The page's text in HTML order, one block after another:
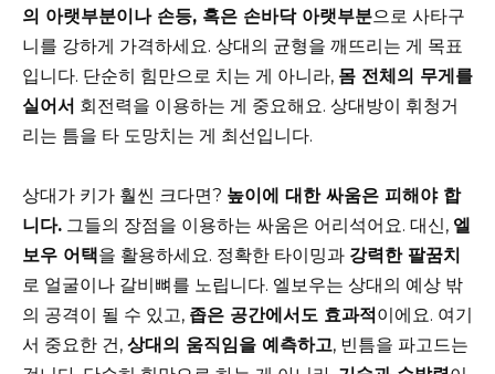
의 아랫부분이나 손등, 혹은 손바닥 아랫부분으로 사타구
니를 강하게 가격하세요. 상대의 균형을 깨뜨리는 게 목표
입니다. 단순히 힘만으로 치는 게 아니라, 몸 전체의 무게를
실어서 회전력을 이용하는 게 중요해요. 상대방이 휘청거
리는 틈을 타 도망치는 게 최선입니다.
상대가 키가 훨씬 크다면? 높이에 대한 싸움은 피해야 합
니다. 그들의 장점을 이용하는 싸움은 어리석어요. 대신, 엘
보우 어택을 활용하세요. 정확한 타이밍과 강력한 팔꿈치
로 얼굴이나 갈비뼈를 노립니다. 엘보우는 상대의 예상 밖
의 공격이 될 수 있고, 좁은 공간에서도 효과적이에요. 여기
서 중요한 건, 상대의 움직임을 예측하고, 빈틈을 파고드는